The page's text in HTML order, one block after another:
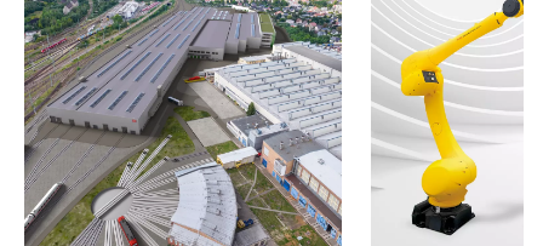
FALLBEISPIELE
KUNDENDIENST
KUNDENBETREUUNG
FANUC PLANS
FIELD & WARTUNG
TECHNISCHE FERNUNTERSTÜTZUNG
ERSATZTEILE
WIEDERAUFBEREITUNG